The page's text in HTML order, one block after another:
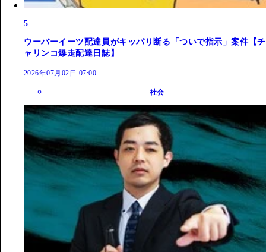
5
ウーバーイーツ配達員がキッパリ断る「ついで指示」案件【チ
ャリンコ爆走配達日誌】
2026年07月02日 07:00
社会